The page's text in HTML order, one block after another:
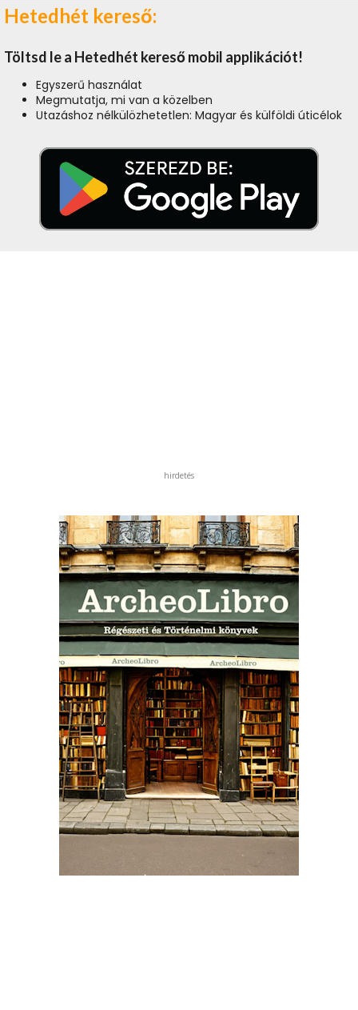
Hetedhét kereső:
Töltsd le a Hetedhét kereső mobil applikációt!
Egyszerű használat
Megmutatja, mi van a közelben
Utazáshoz nélkülözhetetlen: Magyar és külföldi úticélok
hirdetés